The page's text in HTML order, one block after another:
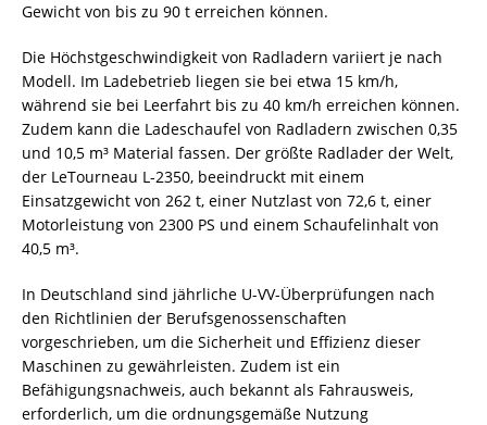
Gewicht von bis zu 90 t erreichen können.
Die Höchstgeschwindigkeit von Radladern variiert je nach
Modell. Im Ladebetrieb liegen sie bei etwa 15 km/h,
während sie bei Leerfahrt bis zu 40 km/h erreichen können.
Zudem kann die Ladeschaufel von Radladern zwischen 0,35
und 10,5 m³ Material fassen. Der größte Radlader der Welt,
der LeTourneau L-2350, beeindruckt mit einem
Einsatzgewicht von 262 t, einer Nutzlast von 72,6 t, einer
Motorleistung von 2300 PS und einem Schaufelinhalt von
40,5 m³.
In Deutschland sind jährliche U-VV-Überprüfungen nach
den Richtlinien der Berufsgenossenschaften
vorgeschrieben, um die Sicherheit und Effizienz dieser
Maschinen zu gewährleisten. Zudem ist ein
Befähigungsnachweis, auch bekannt als Fahrausweis,
erforderlich, um die ordnungsgemäße Nutzung